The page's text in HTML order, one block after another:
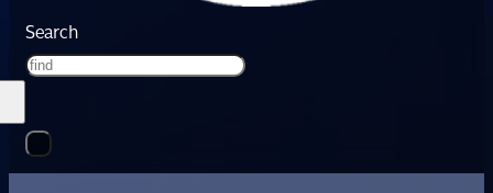
Search